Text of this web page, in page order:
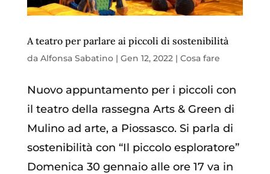
A teatro per parlare ai piccoli di sostenibilità
da Alfonsa Sabatino| Gen 12, 2022 | Cosa fare
Nuovo appuntamento per i piccoli con
il teatro della rassegna Arts & Green di
Mulino ad arte, a Piossasco. Si parla di
sostenibilità con “Il piccolo esploratore”
Domenica 30 gennaio alle ore 17 va in